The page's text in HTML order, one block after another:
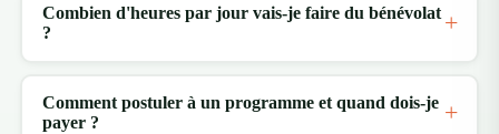
Combien d'heures par jour vais-je faire du bénévolat
?
Comment postuler à un programme et quand dois-je
payer ?